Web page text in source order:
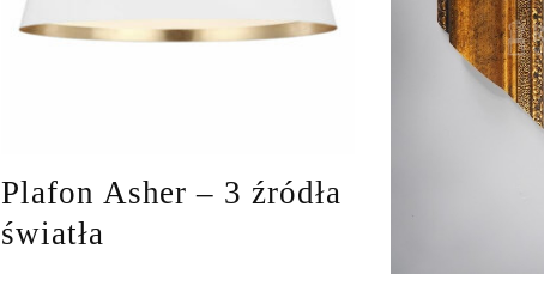
Plafon Asher – 3 źródła
światła